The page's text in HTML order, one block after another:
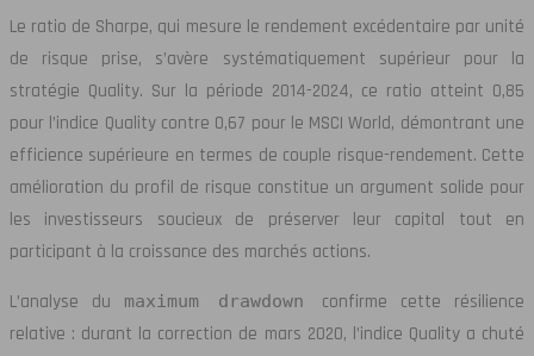
Le ratio de Sharpe, qui mesure le rendement excédentaire par unité
de risque prise, s’avère systématiquement supérieur pour la
stratégie Quality. Sur la période 2014-2024, ce ratio atteint 0,85
pour l’indice Quality contre 0,67 pour le MSCI World, démontrant une
efficience supérieure en termes de couple risque-rendement. Cette
amélioration du profil de risque constitue un argument solide pour
les investisseurs soucieux de préserver leur capital tout en
participant à la croissance des marchés actions.
L’analyse du maximum drawdown confirme cette résilience
relative : durant la correction de mars 2020, l’indice Quality a chuté